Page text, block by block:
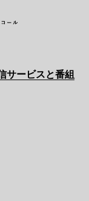
サービスと番組